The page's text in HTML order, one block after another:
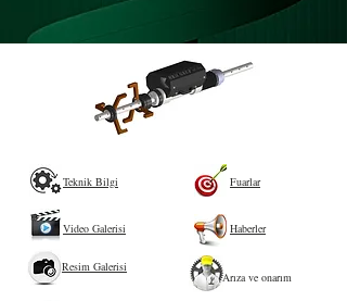
Teknik Bilgi
Video Galerisi
Resim Galerisi
Fuarlar
Haberler
Arıza ve onarım